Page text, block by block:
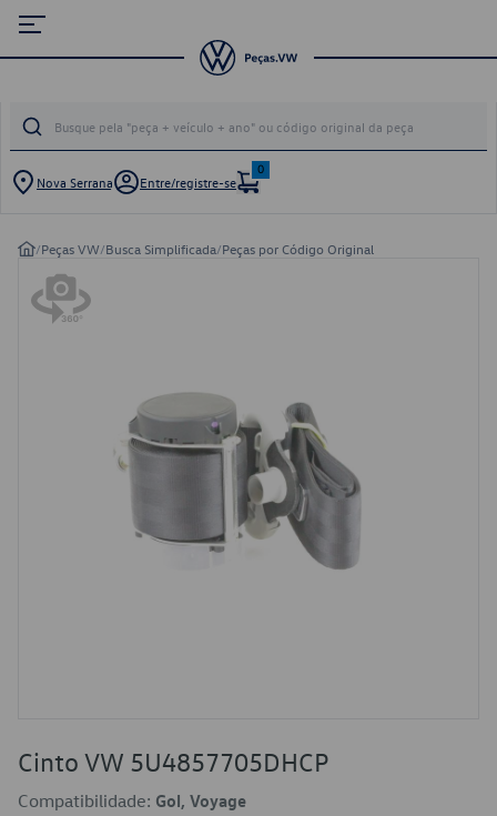
Nova Serrana Entre/registre-se
0
/Peças VW/Busca Simplificada/Peças por Código Original
Cinto VW 5U4857705DHCP
Compatibilidade: Gol, Voyage